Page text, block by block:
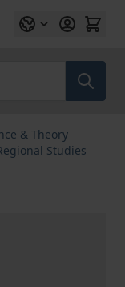
& Theory
Studies